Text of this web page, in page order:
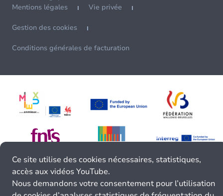
Mentions légales
Vie privée
Gestion des cookies
Conditions générales de facturation
Ce site utilise des cookies nécessaires, statistiques,
accès aux vidéos YouTube.
Nous demandons votre consentement pour l’utilisation